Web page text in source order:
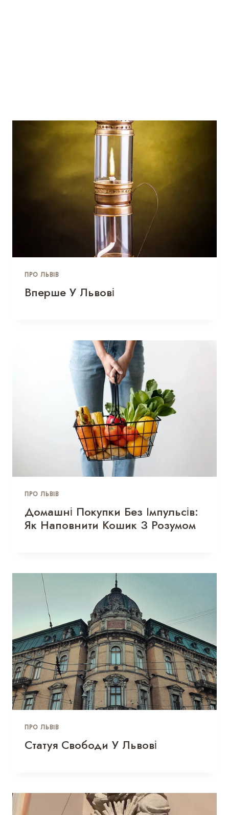
ПРО ЛЬВІВ
Вперше У Львові
ПРО ЛЬВІВ
Домашні Покупки Без Імпульсів:
Як Наповнити Кошик З Розумом
ПРО ЛЬВІВ
Статуя Свободи У Львові